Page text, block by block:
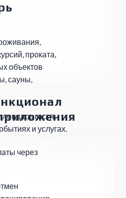
через
гостя,
и услугах.
проката,
объектов
сауны,